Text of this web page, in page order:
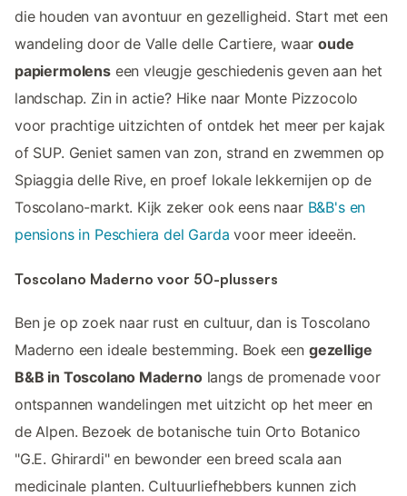
die houden van avontuur en gezelligheid. Start met een
wandeling door de Valle delle Cartiere, waaroude
papiermolenseen vleugje geschiedenis geven aan het
landschap. Zin in actie? Hike naar Monte Pizzocolo
voor prachtige uitzichten of ontdek het meer per kajak
of SUP. Geniet samen van zon, strand en zwemmen op
Spiaggia delle Rive, en proef lokale lekkernijen op de
Toscolano-markt. Kijk zeker ook eens naar B&B's en
pensions in Peschiera del Garda voor meer ideeën.
Toscolano Maderno voor 50-plussers
Ben je op zoek naar rust en cultuur, dan is Toscolano
Maderno een ideale bestemming. Boek een gezellige
B&B in Toscolano Madernolangs de promenade voor
ontspannen wandelingen met uitzicht op het meer en
de Alpen. Bezoek de botanische tuin Orto Botanico
"G.E. Ghirardi" en bewonder een breed scala aan
medicinale planten. Cultuurliefhebbers kunnen zich